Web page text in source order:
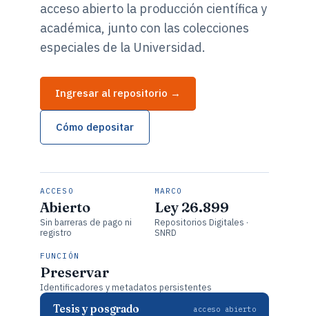
acceso abierto la producción científica y
académica, junto con las colecciones
especiales de la Universidad.
Ingresar al repositorio →
Cómo depositar
ACCESO
Abierto
Sin barreras de pago ni
registro
MARCO
Ley 26.899
Repositorios Digitales ·
SNRD
FUNCIÓN
Preservar
Identificadores y metadatos persistentes
Tesis y posgrado acceso abierto